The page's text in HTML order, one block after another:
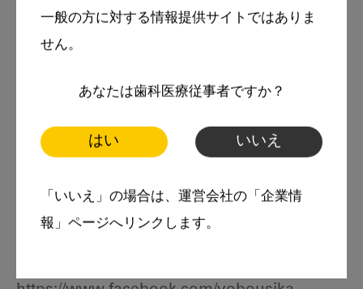
一般の方に対する情報提供サイトではありま
せん。
あなたは歯科医療従事者ですか？
はい いいえ
「いいえ」の場合は、運営会社の「企業情
報」ページへリンクします。
2001年 山形県酒田市日吉歯科診療所勤務
2007年 アイルランド国立コーク大学大学院修
する会」（PSAP）：
http://www.honto-no-yobou.jp